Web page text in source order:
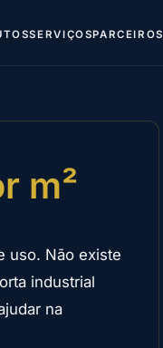
SERVIÇOSPARCEIROS
m²
uso. Não existe
industrial
na